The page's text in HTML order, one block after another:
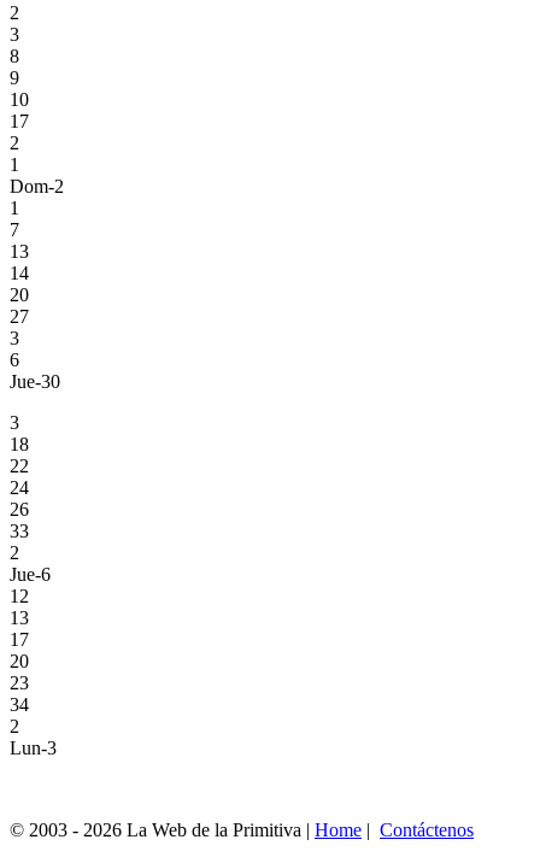
2
3
8
9
10
17
2
1
Dom-2
1
7
13
14
20
27
3
6
Jue-30
3
18
22
24
26
33
2
Jue-6
12
13
17
20
23
34
2
Lun-3
© 2003 - 2026 La Web de la Primitiva | Home | Contáctenos